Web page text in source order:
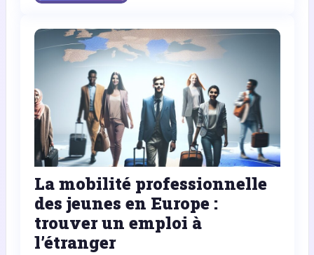
La mobilité professionnelle
des jeunes en Europe :
trouver un emploi à
l’étranger